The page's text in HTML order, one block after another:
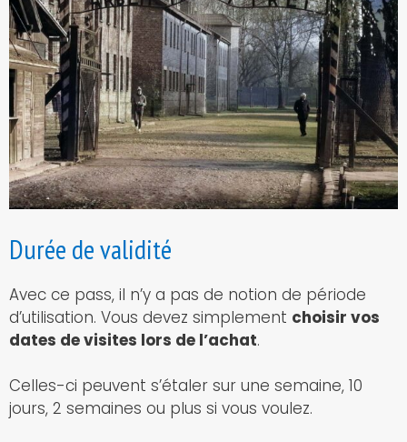
Durée de validité
Avec ce pass, il n’y a pas de notion de période
d’utilisation. Vous devez simplement choisir vos
dates de visites lors de l’achat.
Celles-ci peuvent s’étaler sur une semaine, 10
jours, 2 semaines ou plus si vous voulez.